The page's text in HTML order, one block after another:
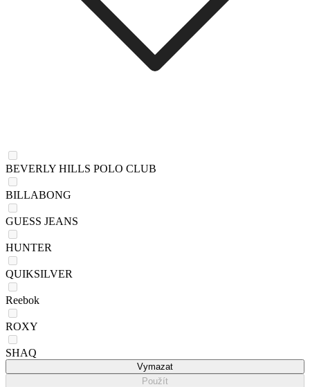
BEVERLY HILLS POLO CLUB
BILLABONG
GUESS JEANS
HUNTER
QUIKSILVER
Reebok
ROXY
SHAQ
Vymazat
Použít